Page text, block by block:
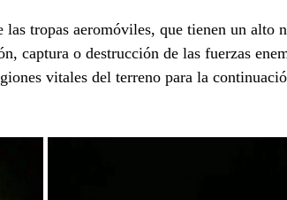
tropas aeromóviles, que tienen un alto
captura o destrucción de las fuerzas
vitales del terreno para la